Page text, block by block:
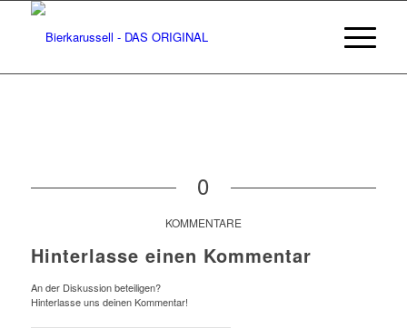
0
KOMMENTARE
Hinterlasse einen Kommentar
An der Diskussion beteiligen?
Hinterlasse uns deinen Kommentar!